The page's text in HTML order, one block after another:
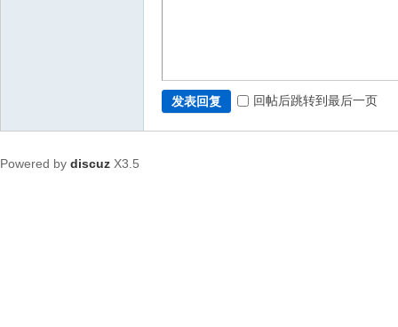
发表回复 回帖后跳转到最后一页
Powered by discuz X3.5